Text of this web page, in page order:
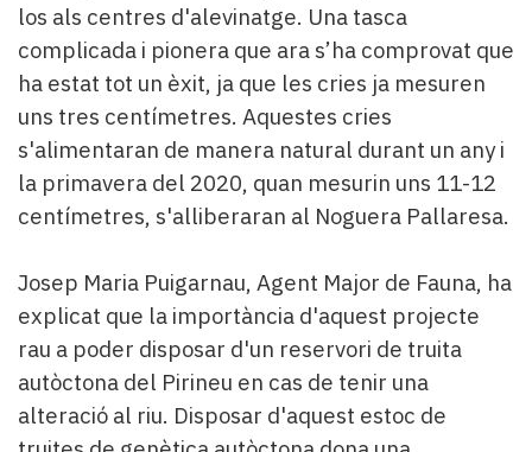
los als centres d'alevinatge. Una tasca
complicada i pionera que ara s’ha comprovat que
ha estat tot un èxit, ja que les cries ja mesuren
uns tres centímetres. Aquestes cries
s'alimentaran de manera natural durant un any i
la primavera del 2020, quan mesurin uns 11-12
centímetres, s'alliberaran al Noguera Pallaresa.
Josep Maria Puigarnau, Agent Major de Fauna, ha
explicat que la importància d'aquest projecte
rau a poder disposar d'un reservori de truita
autòctona del Pirineu en cas de tenir una
alteració al riu. Disposar d'aquest estoc de